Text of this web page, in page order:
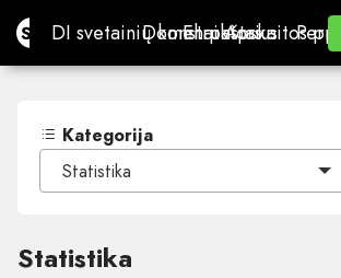
Site.proDI svetainių konstruktorius
DI svetainių konstruktorius
Domenai
DomenaiEl. paštas
El. paštasApskaitos
Apskaitos
Kategorija
Statistika
Statistika